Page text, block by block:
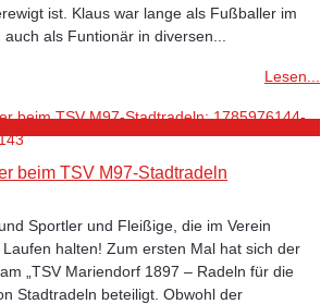
ist. Klaus war lange als Fußballer im
als Funtionär in diversen...
Lesen...
beim TSV M97-Stadtradeln
Sportler und Fleißige, die im Verein
halten! Zum ersten Mal hat sich der
„TSV Mariendorf 1897 – Radeln für die
Stadtradeln beteiligt. Obwohl der